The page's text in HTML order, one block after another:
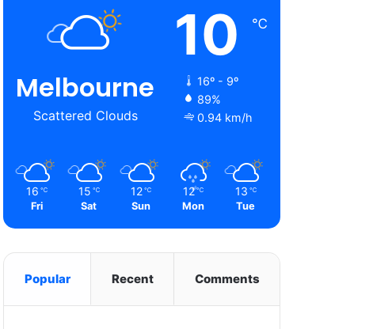
Melbourne
Scattered Clouds
10 ℃
16º - 9º
89%
0.94 km/h
16 ℃
Fri
15 ℃
Sat
12 ℃
Sun
12 ℃
Mon
13 ℃
Tue
Popular Recent Comments